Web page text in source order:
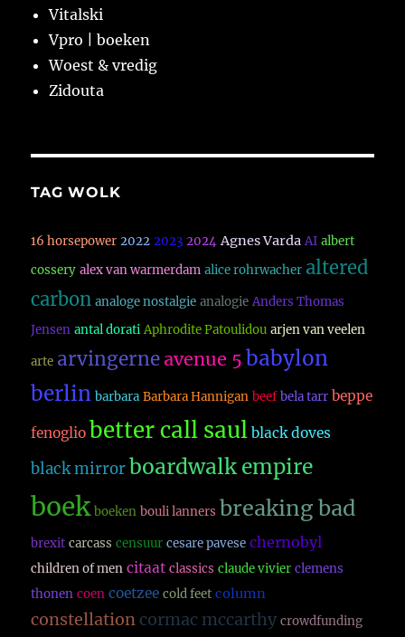
Vitalski
Vpro | boeken
Woest & vredig
Zidouta
TAG WOLK
16 horsepower 2022 2023 2024 Agnes Varda AI albert
cossery alex van warmerdam alice rohrwacher altered
carbon analoge nostalgie analogie Anders Thomas
Jensen antal dorati Aphrodite Patoulidou arjen van veelen
arte arvingerne avenue 5 babylon
berlin barbara Barbara Hannigan beef bela tarr beppe
fenoglio better call saul black doves
black mirror boardwalk empire
boek boeken bouli lanners breaking bad
brexit carcass censuur cesare pavese chernobyl
children of men citaat classics claude vivier clemens
thonen coen coetzee cold feet column
constellationcormac mccarthy crowdfunding